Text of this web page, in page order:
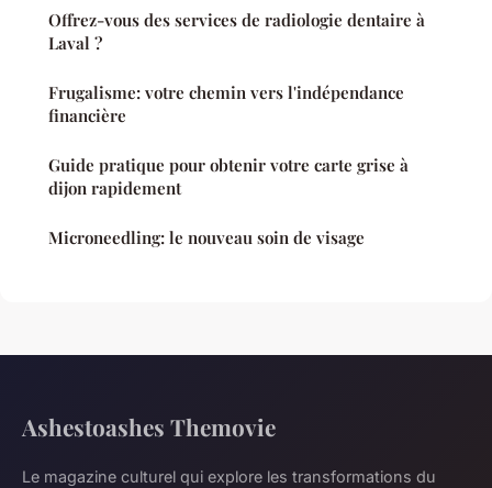
Offrez-vous des services de radiologie dentaire à
Laval ?
Frugalisme: votre chemin vers l'indépendance
financière
Guide pratique pour obtenir votre carte grise à
dijon rapidement
Microneedling: le nouveau soin de visage
Ashestoashes Themovie
Le magazine culturel qui explore les transformations du